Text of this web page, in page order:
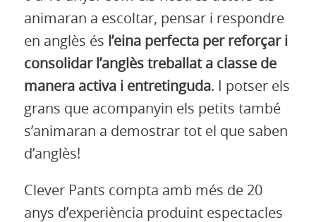
animaran a escoltar, pensar i respondre
en anglès és l’eina perfecta per reforçar i
consolidar l’anglès treballat a classe de
manera activa i entretinguda. I potser els
grans que acompanyin els petits també
s’animaran a demostrar tot el que saben
d’anglès!
Clever Pants compta amb més de 20
anys d’experiència produint espectacles